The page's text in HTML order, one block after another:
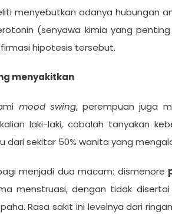
menyebutkan adanya hubungan
(senyawa kimia yang
hipotesis tersebut.
menyakitkan
mood swing, perempuan juga
laki-laki, cobalah tanyakan
dari sekitar 50% wanita yang
menjadi dua macam: dismenore
menstruasi, dengan tidak
Rasa sakit ini levelnya dari